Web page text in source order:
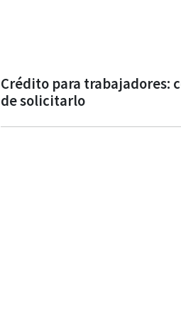
Crédito para trabajadores:
de solicitarlo